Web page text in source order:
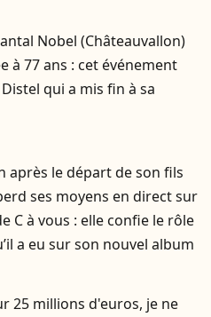
Nobel (Châteauvallon)
à 77 ans : cet événement
qui a mis fin à sa
après le départ de son fils
ses moyens en direct sur
C à vous : elle confie le rôle
a eu sur son nouvel album
25 millions d'euros, je ne